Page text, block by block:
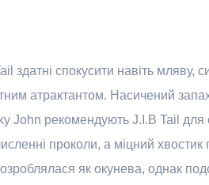
здатні спокусити навіть мляву,
атрактантом. Насичений
John рекомендують J.I.B Tail
проколи, а міцний
як окунева, однак